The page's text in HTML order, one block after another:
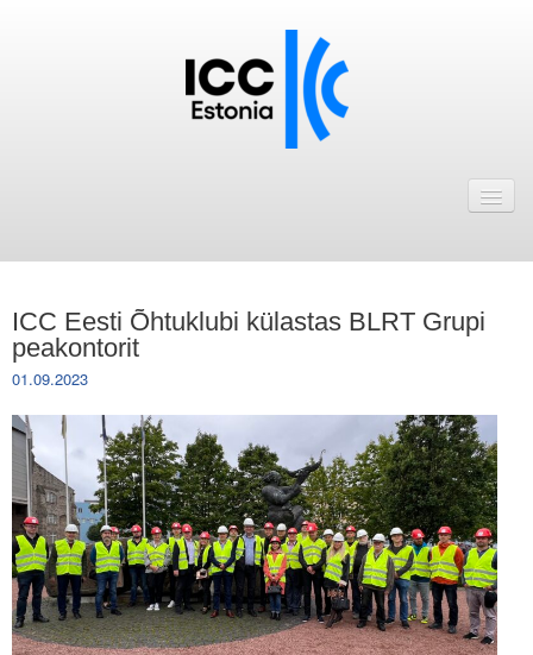
ICC Eesti liikmebaas
Liikmete pakkumised
Astu ICC Eesti liikmeks!
Kalender
ICC Eesti
Tegevused
Publikatsioonid
ICC Eesti Õhtuklubi külastas BLRT Grupi
peakontorit
01.09.2023